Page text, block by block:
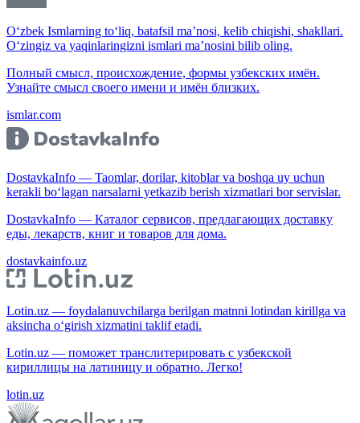
O‘zbek Ismlarning to‘liq, batafsil ma’nosi, kelib chiqishi, shakllari.
O‘zingiz va yaqinlaringizni ismlari ma’nosini bilib oling.
Полный смысл, происхождение, формы узбекских имён.
Узнайте смысл своего имени и имён близких.
ismlar.com
DostavkaInfo — Taomlar, dorilar, kitoblar va boshqa uy uchun
kerakli bo‘lagan narsalarni yetkazib berish xizmatlari bor servislar.
DostavkaInfo — Каталог сервисов, предлагающих доставку
еды, лекарств, книг и товаров для дома.
dostavkainfo.uz
Lotin.uz — foydalanuvchilarga berilgan matnni lotindan kirillga va
aksincha o‘girish xizmatini taklif etadi.
Lotin.uz — поможет транслитерировать с узбекской
кириллицы на латиницу и обратно. Легко!
lotin.uz